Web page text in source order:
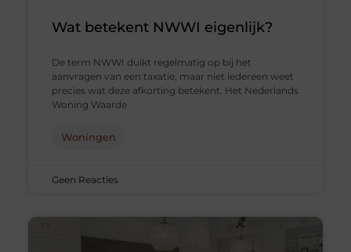
Wat betekent NWWI eigenlijk?
De term NWWI duikt regelmatig op bij het
aanvragen van een taxatie, maar niet iedereen weet
precies wat deze afkorting betekent. Het Nederlands
Woning Waarde
Woningen
Geen Reacties